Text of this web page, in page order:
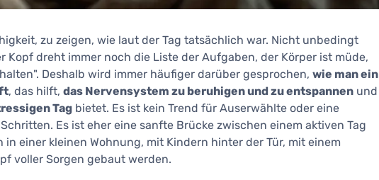
zu zeigen, wie laut der Tag tatsächlich war. Nicht unbedingt
Kopf dreht immer noch die Liste der Aufgaben, der Körper ist müde,
Deshalb wird immer häufiger darüber gesprochen, wie man ein
, das hilft, das Nervensystem zu beruhigen und zu entspannen und
Tag bietet. Es ist kein Trend für Auserwählte oder eine
Es ist eher eine sanfte Brücke zwischen einem aktiven Tag
einer kleinen Wohnung, mit Kindern hinter der Tür, mit einem
voller Sorgen gebaut werden.